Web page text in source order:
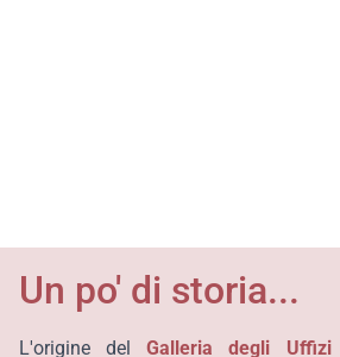
Un po' di storia...
L'origine del Galleria degli Uffizi